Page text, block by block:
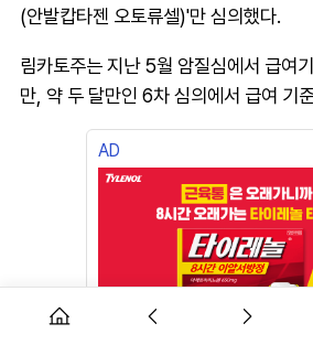
(안발캅타젠 오토류셀)'만 심의했다.
림카토주는 지난 5월 암질심에서 급여
만, 약 두 달만인 6차 심의에서 급여 기
AD